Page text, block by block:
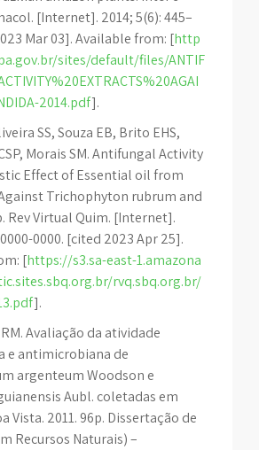
[Internet]. 2014; 5(6): 445–
Mar 03]. Available from: [http
sites/default/files/ANTIF
2014.pdf].
SS, Souza EB, Brito EHS,
Morais SM. Antifungal Activity
Effect of Essential oil from
Trichophyton rubrum and
Rev Virtual Quim. [Internet].
0000. [cited 2023 Apr 25].
[https://s3.sa-east-1.amazona
rvq.sbq.org.br/
].
Avaliação da atividade
e antimicrobiana de
argenteum Woodson e
Aubl. coletadas em
Vista. 2011. 96p. Dissertação de
Recursos Naturais) –